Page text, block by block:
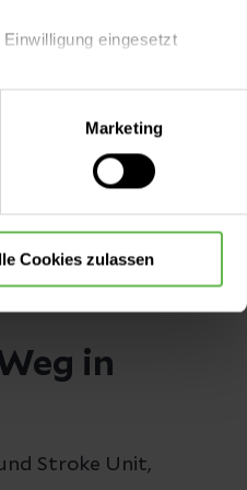
eingesetzt
Auswahl hinsichtlich der
Verwendung aller Cookies
Marketing
Cookies zulassen
Ich bin
Ich
–
in
Stroke Unit,